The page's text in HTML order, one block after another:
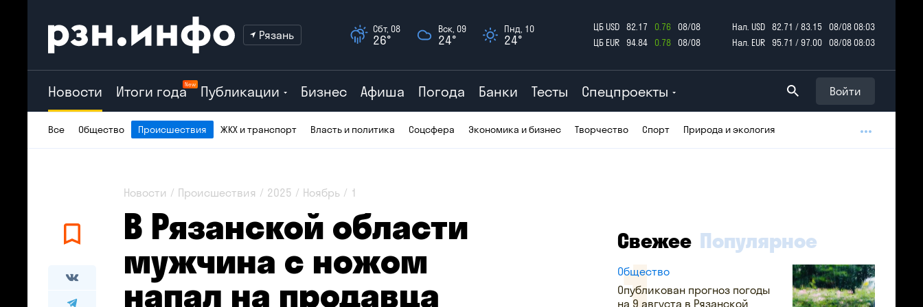
Рязань Сбт, 08
26°
Вск, 09
24°
Пнд, 10
24°
ЦБ USD 82.17 0.76
08/08
ЦБ EUR
94.84 0.78 08/08
Нал. USD 82.71 / 83.15
08/08 08:03
Нал. EUR
95.71 / 97.00 08/08 08:03
Новости Итоги годаNew Публикации Бизнес Афиша Погода Банки Тесты Спецпроекты Войти
Все Общество Происшествия ЖКХ и транспорт Власть и политика Соцсфера Экономика и бизнес Творчество Спорт Природа и экология
Новости Происшествия 2025 Ноябрь 1
В Рязанской области
мужчина с ножом
напал на продавца
Свежее Популярное
Общество
Опубликован прогноз погоды
на 9 августа в Рязанской